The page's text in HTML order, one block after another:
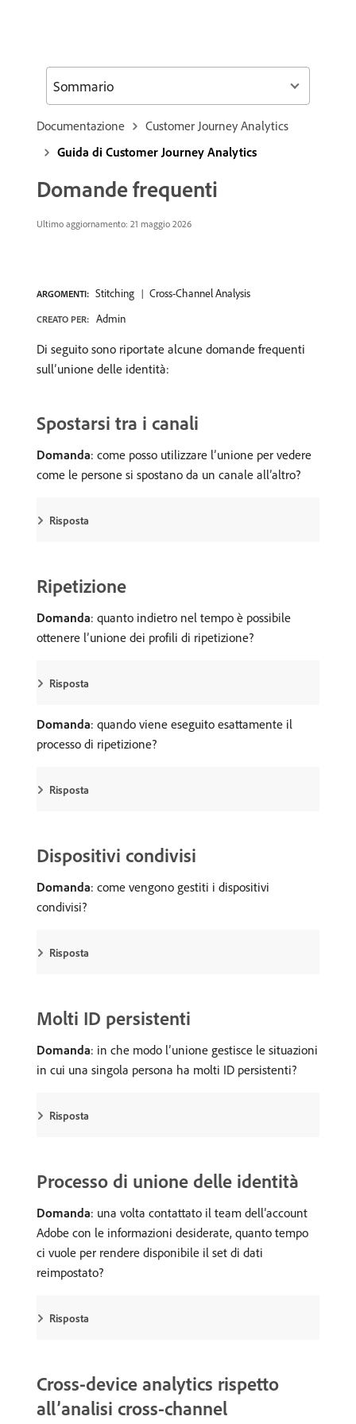
Documentazione
Customer Journey Analytics
Guida di Customer Journey Analytics
Domande frequenti
Ultimo aggiornamento: 21 maggio 2026
ARGOMENTI: Stitching Cross-Channel Analysis
CREATO PER: Admin
Di seguito sono riportate alcune domande frequenti
sull’unione delle identità:
Spostarsi tra i canali
Domanda: come posso utilizzare l’unione per vedere
come le persone si spostano da un canale all’altro?
Risposta
Ripetizione
Domanda: quanto indietro nel tempo è possibile
ottenere l’unione dei profili di ripetizione?
Risposta
Domanda: quando viene eseguito esattamente il
processo di ripetizione?
Risposta
Dispositivi condivisi
Domanda: come vengono gestiti i dispositivi
condivisi?
Risposta
Molti ID persistenti
Domanda: in che modo l’unione gestisce le situazioni
in cui una singola persona ha molti ID persistenti?
Risposta
Processo di unione delle identità
Domanda: una volta contattato il team dell’account
Adobe con le informazioni desiderate, quanto tempo
ci vuole per rendere disponibile il set di dati
reimpostato?
Risposta
Cross-device analytics rispetto
all’analisi cross-channel
Sommario